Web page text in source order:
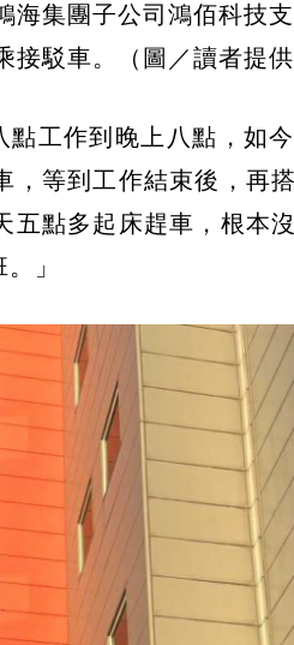
集團子公司鴻佰科技
駁車。（圖／讀者提供
工作到晚上八點，如
等到工作結束後，再
點多起床趕車，根本
」